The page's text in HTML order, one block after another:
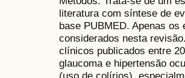
literatura com síntese de
base PUBMED. Apenas
considerados nesta
clínicos publicados entre
glaucoma e hipertensão